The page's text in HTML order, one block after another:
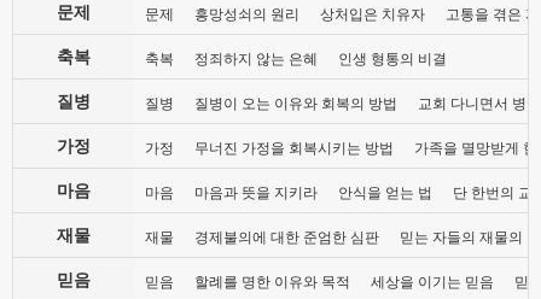
문제 문제 흥망성쇠의 원리 상처입은 치유자 고통을 겪은
축복 축복 정죄하지 않는 은혜 인생 형통의 비결
질병 질병 질병이 오는 이유와 회복의 방법 교회 다니면서 병
가정 가정 무너진 가정을 회복시키는 방법 가족을 멸망받게 한
마음 마음 마음과 뜻을 지키라 안식을 얻는 법 단 한번의 교
재물 재물 경제불의에 대한 준엄한 심판 믿는 자들의 재물의
믿음 믿음 할례를 명한 이유와 목적 세상을 이기는 믿음 믿